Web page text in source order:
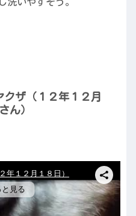
洗いやすそう。
ザ（１２年１２月
ん）